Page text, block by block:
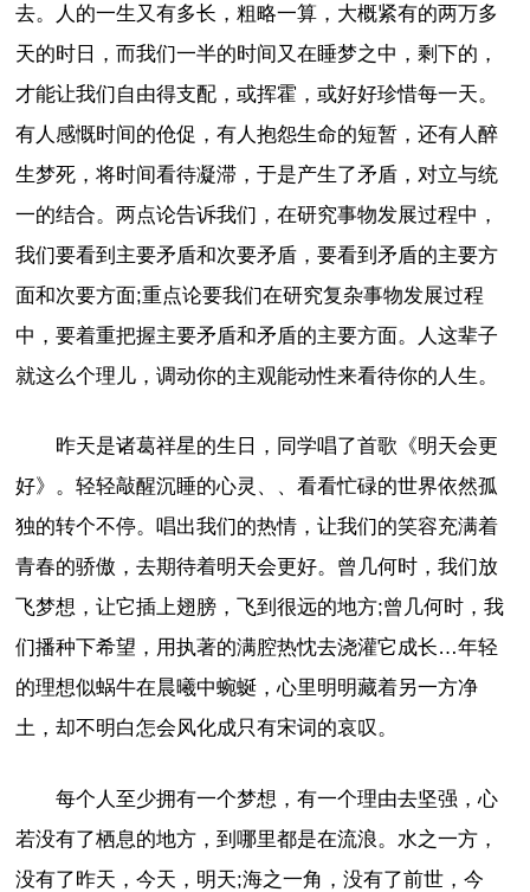
去。人的一生又有多长，粗略一算，大概紧有的两万多
天的时日，而我们一半的时间又在睡梦之中，剩下的，
才能让我们自由得支配，或挥霍，或好好珍惜每一天。
有人感慨时间的伧促，有人抱怨生命的短暂，还有人醉
生梦死，将时间看待凝滞，于是产生了矛盾，对立与统
一的结合。两点论告诉我们，在研究事物发展过程中，
我们要看到主要矛盾和次要矛盾，要看到矛盾的主要方
面和次要方面;重点论要我们在研究复杂事物发展过程
中，要着重把握主要矛盾和矛盾的主要方面。人这辈子
就这么个理儿，调动你的主观能动性来看待你的人生。
昨天是诸葛祥星的生日，同学唱了首歌《明天会更
好》。轻轻敲醒沉睡的心灵、、看看忙碌的世界依然孤
独的转个不停。唱出我们的热情，让我们的笑容充满着
青春的骄傲，去期待着明天会更好。曾几何时，我们放
飞梦想，让它插上翅膀，飞到很远的地方;曾几何时，我
们播种下希望，用执著的满腔热忱去浇灌它成长…年轻
的理想似蜗牛在晨曦中蜿蜒，心里明明藏着另一方净
土，却不明白怎会风化成只有宋词的哀叹。
每个人至少拥有一个梦想，有一个理由去坚强，心
若没有了栖息的地方，到哪里都是在流浪。水之一方，
没有了昨天，今天，明天;海之一角，没有了前世，今